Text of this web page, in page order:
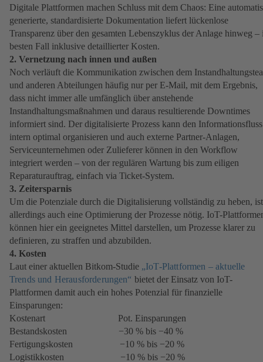
Digitale Plattformen machen Schluss mit dem Chaos: Eine
generierte, standardisierte Dokumentation liefert lückenlose
Transparenz über den gesamten Lebenszyklus der Anlage hinweg –
besten Fall inklusive detaillierter Kosten.
2. Vernetzung nach innen und außen
Noch verläuft die Kommunikation zwischen dem
und anderen Abteilungen häufig nur per E-Mail, mit dem Ergebnis,
dass nicht immer alle umfänglich über anstehende
Instandhaltungsmaßnahmen und daraus resultierende Downtimes
informiert sind. Der digitalisierte Prozess kann den Informationsfluss
intern optimal organisieren und auch externe Partner-Anlagen,
Serviceunternehmen oder Zulieferer können in den Workflow
integriert werden – von der regulären Wartung bis zum eiligen
Reparaturauftrag, einfach via Ticket-System.
3. Zeitersparnis
Um die Potenziale durch die Digitalisierung vollständig zu heben, ist
allerdings auch eine Optimierung der Prozesse nötig. IoT-
können hier ein geeignetes Mittel darstellen, um Prozesse klarer zu
definieren, zu straffen und abzubilden.
4. Kosten
Laut einer aktuellen Bitkom-Studie „IoT-Plattformen – aktuelle
Trends und Herausforderungen“ (öffnet
in
neuen
Tab)
bietet der Einsatz von IoT-
Plattformen damit auch ein hohes Potenzial für finanzielle
Einsparungen:
Kostenart Pot. Einsparungen
Bestandskosten −30 % bis −40 %
Fertigungskosten −10 % bis −20 %
Logistikkosten −10 % bis −20 %